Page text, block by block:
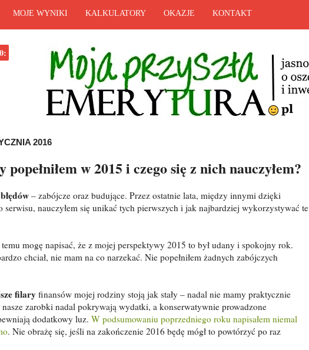
MOJE WYNIKI KALKULATORY OKAZJE KONTAKT
2016
popełniłem w 2015 i czego się z nich nauczyłem?
– zabójcze oraz budujące. Przez ostatnie lata, między innymi dzięki
serwisu, nauczyłem się unikać tych pierwszych i jak najbardziej wykorzystywać te
mogę napisać, że z mojej perspektywy 2015 to był udany i spokojny rok.
chciał, nie mam na co narzekać. Nie popełniłem żadnych zabójczych
filary finansów mojej rodziny stoją jak stały – nadal nie mamy praktycznie
nasze zarobki nadal pokrywają wydatki, a konserwatywnie prowadzone
dodatkowy luz. W podsumowaniu poprzedniego roku napisałem niemal
. Nie obrażę się, jeśli na zakończenie 2016 będę mógł to powtórzyć po raz